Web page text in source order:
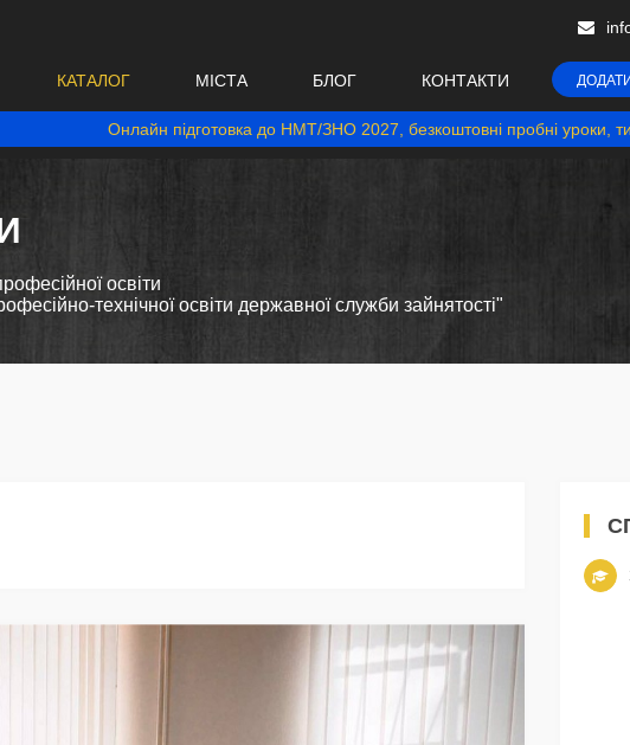
КАТАЛОГ МІСТА БЛОГ КОНТАКТИ
Онлайн підготовка до НМТ/ЗНО 2027, безкоштовні пробні уроки,
освіти
технічної освіти державної служби зайнятості"